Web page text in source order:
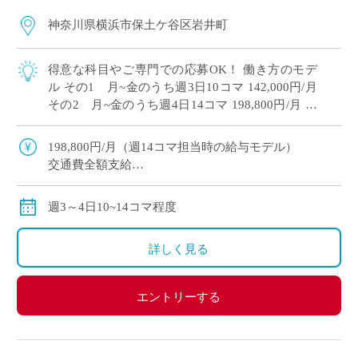
神奈川県横浜市保土ケ谷区岩井町
得意な科目やご専門での応募OK！ 働き方のモデ
ル その1 月~金のうち週3日10コマ 142,000円/月
その2 月~金のうち週4日14コマ 198,800円/月 共
学高校単独校、女子バレーボール部や野球部・陸
上部など […]
198,800円/月（週14コマ担当時の給与モデル）
交通費全額支給
労災保険加入
週3～4日10~14コマ程度
詳しく見る
エントリーする